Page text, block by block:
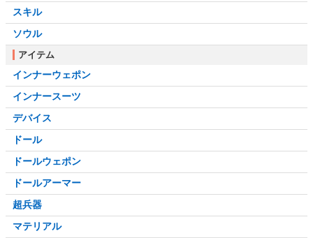
スキル
ソウル
アイテム
インナーウェポン
インナースーツ
デバイス
ドール
ドールウェポン
ドールアーマー
超兵器
マテリアル